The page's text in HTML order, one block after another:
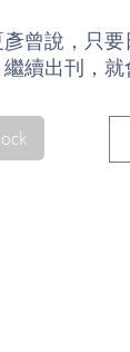
曾說，只要
續出刊，就
幽談》、《
代怪談作品
過嗅覺、視
覺，感受亡